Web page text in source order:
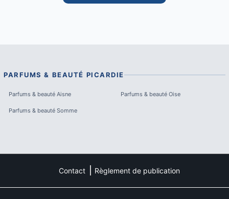
PARFUMS & BEAUTÉ PICARDIE
Parfums & beauté Aisne Parfums & beauté Oise
Parfums & beauté Somme
Contact Règlement de publication